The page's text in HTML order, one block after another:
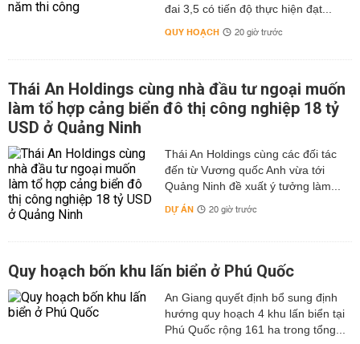
đai 3,5 có tiến độ thực hiện đạt...
QUY HOẠCH 20 giờ trước
Thái An Holdings cùng nhà đầu tư ngoại muốn
làm tổ hợp cảng biển đô thị công nghiệp 18 tỷ
USD ở Quảng Ninh
Thái An Holdings cùng các đối tác
đến từ Vương quốc Anh vừa tới
Quảng Ninh đề xuất ý tưởng làm...
DỰ ÁN 20 giờ trước
Quy hoạch bốn khu lấn biển ở Phú Quốc
An Giang quyết định bổ sung định
hướng quy hoạch 4 khu lấn biển tại
Phú Quốc rộng 161 ha trong tổng...